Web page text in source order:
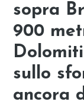
sopra
900
sullo
ancora